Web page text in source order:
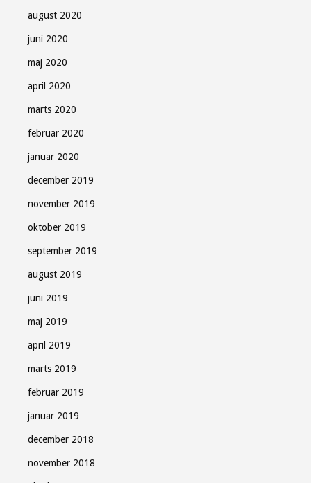
august 2020
juni 2020
maj 2020
april 2020
marts 2020
februar 2020
januar 2020
december 2019
november 2019
oktober 2019
september 2019
august 2019
juni 2019
maj 2019
april 2019
marts 2019
februar 2019
januar 2019
december 2018
november 2018